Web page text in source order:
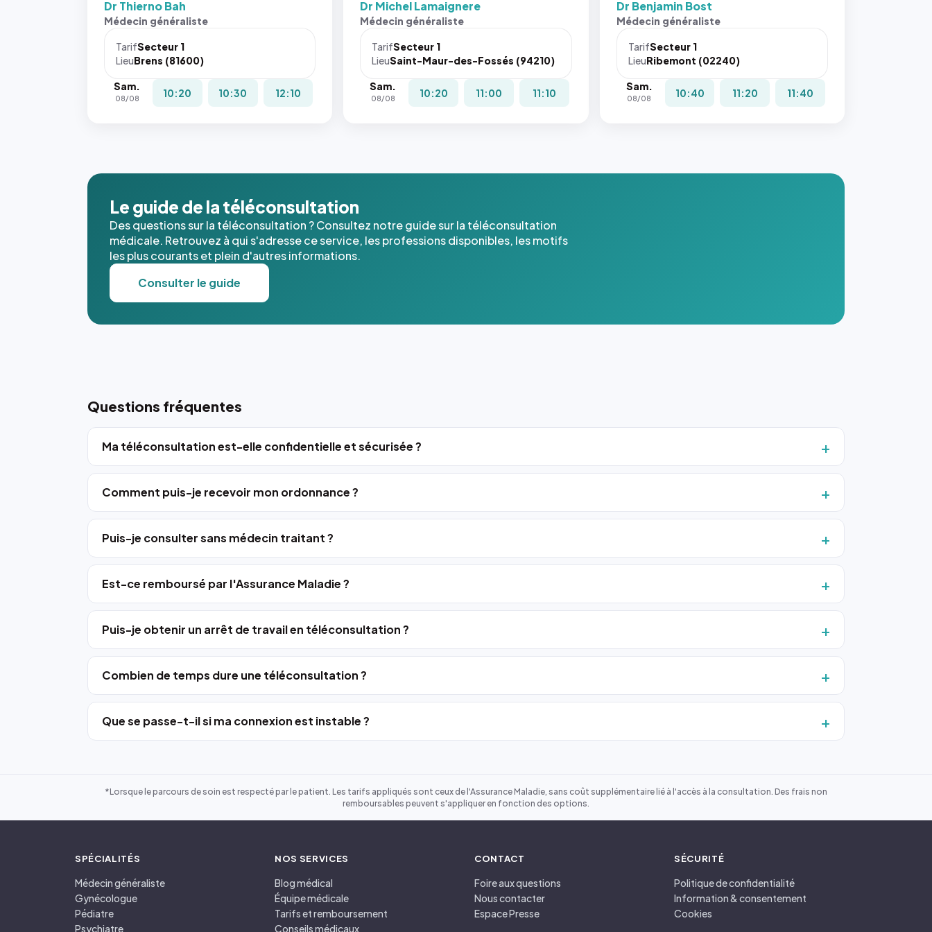
Sans ces
navigateur
pas la
place, et
l'annuaire
dans ce
cas. #}
Dr Thierno Bah
Médecin généraliste
TarifSecteur 1
LieuBrens (81600)
Sam.
08/08 10:20 10:30 12:10
Sans ces
navigateur
pas la
place, et
cas. #}
Dr Michel Lamaignere
Médecin généraliste
TarifSecteur 1
LieuSaint-Maur-des-Fossés (94210)
Sam.
08/08 10:20 11:00 11:10
Sans ces
navigateur
pas la
place, et
Dr Benjamin Bost
Médecin généraliste
TarifSecteur 1
LieuRibemont (02240)
Sam.
08/08 10:40 11:20 11:40
Le guide de la téléconsultation
Des questions sur la téléconsultation ? Consultez notre guide sur la téléconsultation
médicale. Retrouvez à qui s'adresse ce service, les professions disponibles, les motifs
les plus courants et plein d'autres informations.
Consulter le guide
Questions fréquentes
Ma téléconsultation est-elle confidentielle et sécurisée ?
Comment puis-je recevoir mon ordonnance ?
Puis-je consulter sans médecin traitant ?
Est-ce remboursé par l'Assurance Maladie ?
Puis-je obtenir un arrêt de travail en téléconsultation ?
Combien de temps dure une téléconsultation ?
Que se passe-t-il si ma connexion est instable ?
*Lorsque le parcours de soin est respecté par le patient. Les tarifs appliqués sont ceux de l'Assurance Maladie, sans coût supplémentaire lié à l'accès à la consultation. Des frais non
remboursables peuvent s'appliquer en fonction des options.
SPÉCIALITÉS
Médecin généraliste
Gynécologue
Pédiatre
Psychiatre
NOS SERVICES
Blog médical
Équipe médicale
Tarifs et remboursement
Conseils médicaux
CONTACT
Foire aux questions
Nous contacter
Espace Presse
SÉCURITÉ
Politique de confidentialité
Information & consentement
Cookies